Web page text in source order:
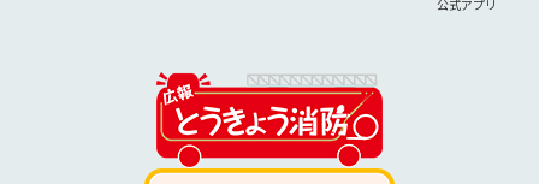
公式アプリ